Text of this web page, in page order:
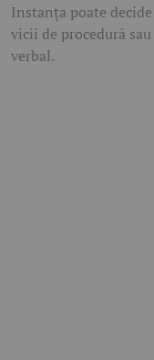
Instanța poate
vicii de procedură
verbal.